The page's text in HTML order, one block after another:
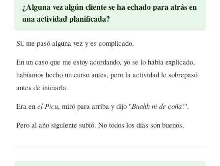
¿Alguna vez algún cliente se ha echado para atrás en
una actividad planificada?
Sí, me pasó alguna vez y es complicado.
En un caso que me estoy acordando, yo se lo había explicado,
habíamos hecho un curso antes, pero la actividad le sobrepasó
antes de iniciarla.
Era en el Picu, miró para arriba y dijo "Buahh ni de coña!".
Pero al año siguiente subió. No todos los días son buenos.